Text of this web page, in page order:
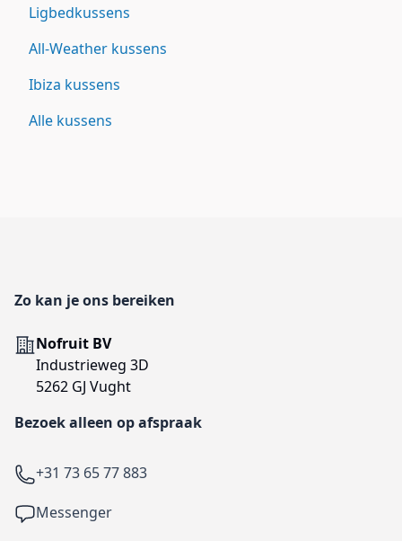
Ligbedkussens
All-Weather kussens
Ibiza kussens
Alle kussens
Zo kan je ons bereiken
AdresNofruit BV
Industrieweg 3D
5262 GJ Vught
Bezoek alleen op afspraak
Telefoon
+31 73 65 77 883
Facebook
Messenger